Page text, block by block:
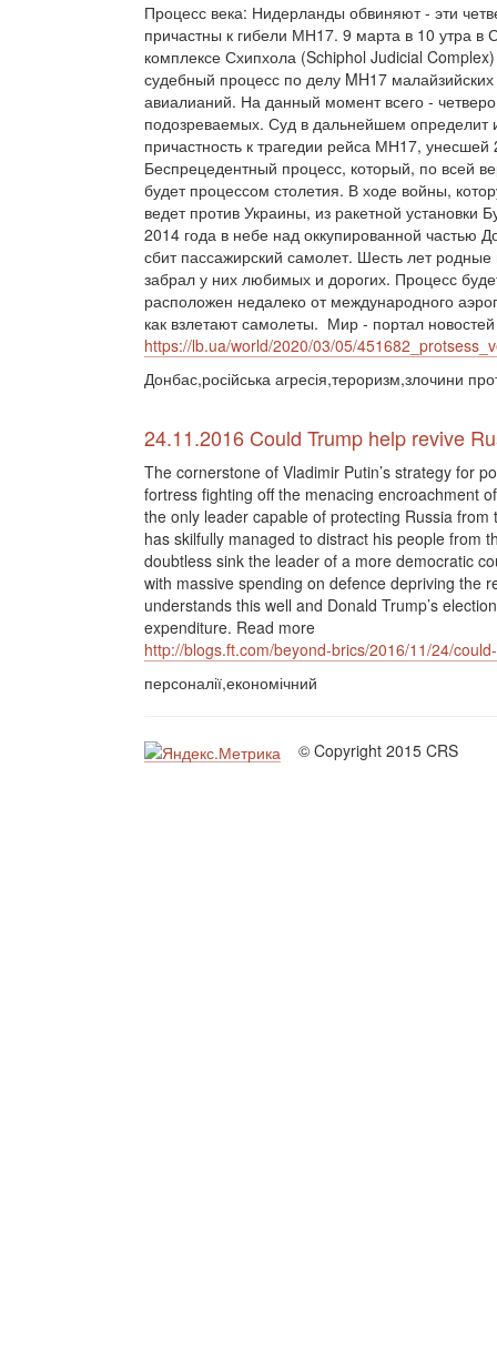
Процесс века: Нидерланды обвиняют - эти
причастны к гибели МН17. 9 марта в 10 утра в
комплексе Схипхола (Schiphol Judicial
судебный процесс по делу MH17 малайзийских
авиалианий. На данный момент всего - четверо
подозреваемых. Суд в дальнейшем определит
причастность к трагедии рейса МН17, унесшей
Беспрецедентный процесс, который, по всей
будет процессом столетия. В ходе войны,
ведет против Украины, из ракетной установки
2014 года в небе над оккупированной частью
сбит пассажирский самолет. Шесть лет
забрал у них любимых и дорогих. Процесс
расположен недалеко от международного
как взлетают самолеты. Мир - портал
https://lb.ua/world/2020/03/05/
Донбас,російська агресія,тероризм,злочини
24.11.2016 Could Trump help revive
The cornerstone of Vladimir Putin’s strategy for
fortress fighting off the menacing encroachment
the only leader capable of protecting Russia
has skilfully managed to distract his people from
doubtless sink the leader of a more democratic
with massive spending on defence depriving the
understands this well and Donald Trump’s
expenditure. Read more
http://blogs.ft.com/beyond-brics/2016/11/24/
персоналії,економічний
© Copyright 2015 CRS